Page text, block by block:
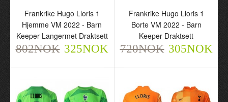
Frankrike Hugo Lloris 1
Borte VM 2022 - Herre
Keeper Fotballdrakt
720NOK
Frankrike Hugo Lloris 1
Hjemme VM 2022 - Barn
Keeper Langermet Draktsett
802NOK 325NOK
Frankrike Hugo Lloris 1
Borte VM 2022 - Barn
Keeper Draktsett
720NOK 305NOK